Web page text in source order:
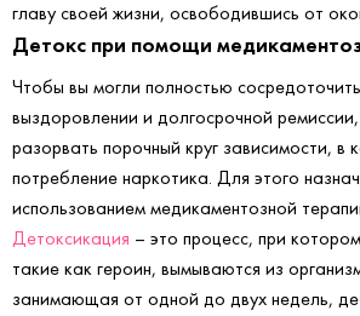
главу своей жизни, освободившись от
Детокс при помощи
Чтобы вы могли полностью
выздоровлении и долгосрочной
разорвать порочный круг зависимости, в
потребление наркотика. Для этого
использованием медикаментозной
Детоксикация – это процесс, при
такие как героин, вымываются из
занимающая от одной до двух недель,